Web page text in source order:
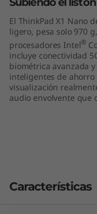
1
3
e
El ThinkPad X1 Nano
ligero, pesa solo 970
procesadores Intel®
incluye conectividad
biométrica avanzada
inteligentes de
visualización
audio envolvente que
Características